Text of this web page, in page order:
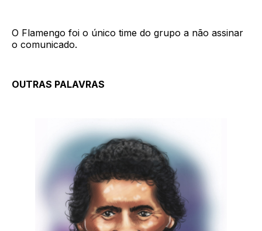
O Flamengo foi o único time do grupo a não assinar
o comunicado.
OUTRAS PALAVRAS